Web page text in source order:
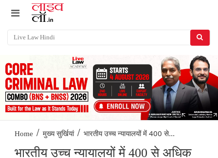
Home / मुख्य सुर्खियां / भारतीय उच्च न्यायालयों में 400 से...
भारतीय उच्च न्यायालयों में 400 से अधिक